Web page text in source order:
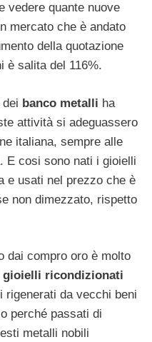
vedere quante nuove
mercato che è andato
della quotazione
è salita del 116%.
banco metalli ha
attività si adeguassero
italiana, sempre alle
E cosi sono nati i gioielli
e usati nel prezzo che è
non dimezzato, rispetto
dai compro oro è molto
gioielli ricondizionati
rigenerati da vecchi beni
perché passati di
metalli nobili